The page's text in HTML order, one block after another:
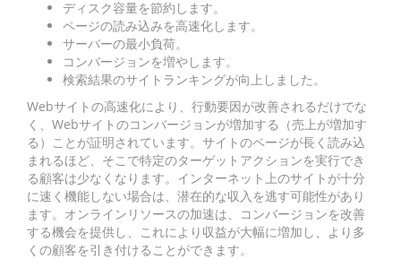
ディスク容量を節約します。
ページの読み込みを高速化します。
サーバーの最小負荷。
コンバージョンを増やします。
検索結果のサイトランキングが向上しました。
Webサイトの高速化により、行動要因が改善されるだけでな
く、Webサイトのコンバージョンが増加する（売上が増加す
る）ことが証明されています。サイトのページが長く読み込
まれるほど、そこで特定のターゲットアクションを実行でき
る顧客は少なくなります。インターネット上のサイトが十分
に速く機能しない場合は、潜在的な収入を逃す可能性があり
ます。オンラインリソースの加速は、コンバージョンを改善
する機会を提供し、これにより収益が大幅に増加し、より多
くの顧客を引き付けることができます。